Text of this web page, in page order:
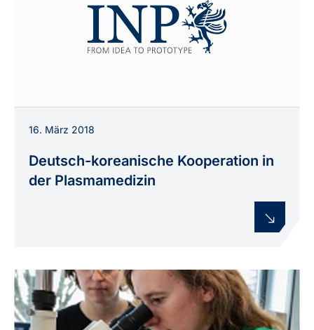
16. März 2018
Deutsch-koreanische Kooperation in
der Plasmamedizin